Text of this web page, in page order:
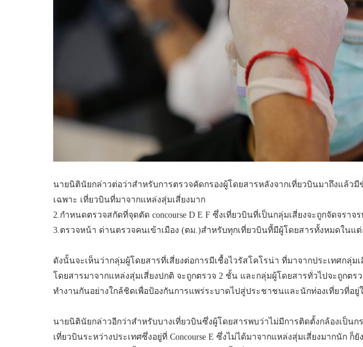
นายนิตินัยกล่าวต่อว่าสำหรับการตรวจคัดกรองผู้โดยสารหลังจากเที่ยวบินมาถึงแล้ว
เฉพาะ เที่ยวบินที่มาจากแหล่งสุ่มเสี่ยงมาก
2.กำหนดตรวจสกัดที่จุดตัด concourse D E F ซึ่งเที่ยวบินที่เป็นกลุ่มเสี่ยงจะถูกจัดจรา
3.ตรวจหน้า ด่านตรวจคนเข้าเมือง (ตม.)สำหรับทุกเที่ยวบินทีัมีผู้โดยสารทั้งหมดในแ
ดังนั้นจะเห็นว่ากลุ่มผู้โดยสารที่เสี่ยงต่อการมีเชื้อไวรัสโคโรน่า ที่มาจากประเทศกลุ่
โดยสารมาจากแหล่งสุ่มเสี่ยงปกติ จะถูกตรวจ 2 ชั้น และกลุ่มผู้โดยสารทั่วไปจะถูกต
ทำงานกันอย่างใกล้ชิดเพื่อป้องกันการแพร่ระบาดไปสู่ประชาชนและนักท่องเที่ยวที่อยู่
นายนิตินัยกล่าวอีกว่าสำหรับบางเที่ยวบินซึ่งผู้โดยสารพบว่าไม่มีการติดตั้งกล้องเป็นก
เที่ยวบินระหว่างประเทศซึ่งอยู่ที่ Concourse E ซึ่งไม่ได้มาจากแหล่งสุ่มเสี่ยงมากนัก